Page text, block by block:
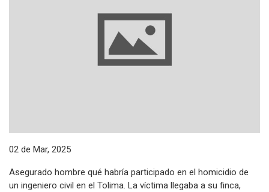
02 de Mar, 2025
Asegurado hombre qué habría participado en el homicidio de
un ingeniero civil en el Tolima. La víctima llegaba a su finca,